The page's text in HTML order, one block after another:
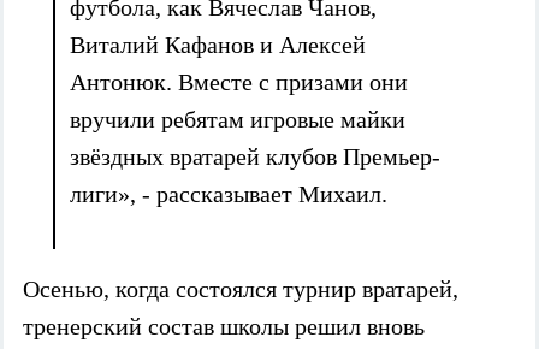
футбола, как Вячеслав Чанов,
Виталий Кафанов и Алексей
Антонюк. Вместе с призами они
вручили ребятам игровые майки
звёздных вратарей клубов Премьер-
лиги», - рассказывает Михаил.
Осенью, когда состоялся турнир вратарей,
тренерский состав школы решил вновь